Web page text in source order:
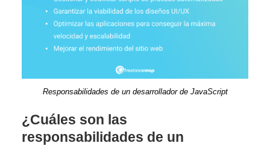
Responsabilidades de un desarrollador de JavaScript
¿Cuáles son las
responsabilidades de un